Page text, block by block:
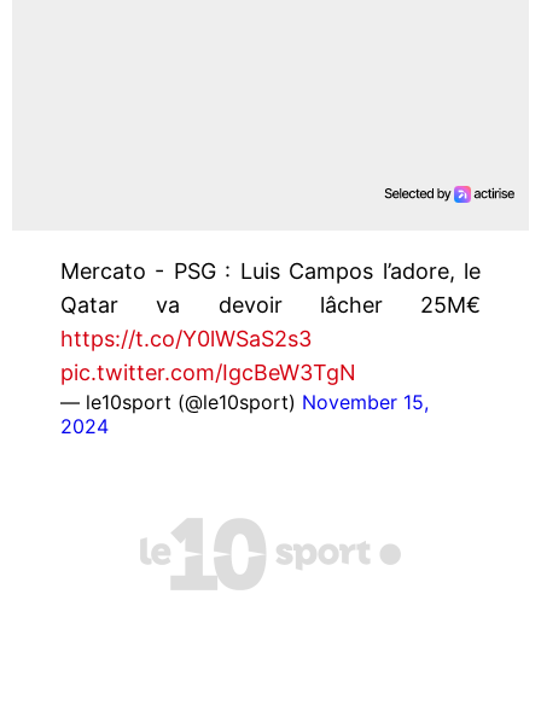
Mercato - PSG : Luis Campos l’adore, le
Qatar va devoir lâcher 25M€
https://t.co/Y0lWSaS2s3
pic.twitter.com/IgcBeW3TgN
— le10sport (@le10sport) November 15,
2024